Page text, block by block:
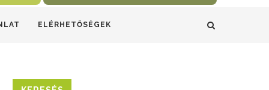
ELÉRHETŐSÉGEK